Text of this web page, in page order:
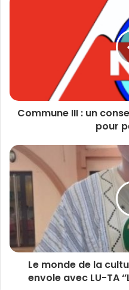
Commune III : un
pour
Le monde de la
envole avec LU-TA